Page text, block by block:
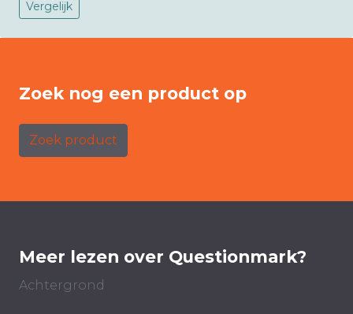
Vergelijk
Zoek nog een product op
Zoek product
Meer lezen over Questionmark?
Achtergrond